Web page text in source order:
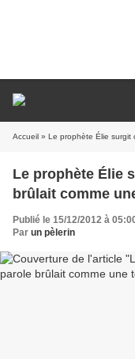
Accueil » Le prophète Élie surgit
Le prophète Élie
brûlait comme
Publié le 15/12/2012 à
Par un pèlerin